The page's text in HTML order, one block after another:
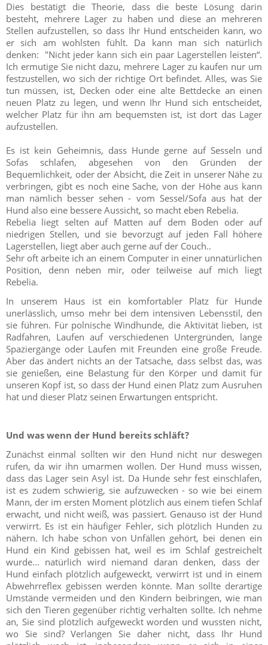
Dies bestätigt die Theorie, dass die beste Lösung darin
besteht, mehrere Lager zu haben und diese an mehreren
Stellen aufzustellen, so dass Ihr Hund entscheiden kann, wo
er sich am wohlsten fühlt. Da kann man sich natürlich
denken: "Nicht jeder kann sich ein paar Lagerstellen leisten“.
Ich ermutige Sie nicht dazu, mehrere Lager zu kaufen nur um
festzustellen, wo sich der richtige Ort befindet. Alles, was Sie
tun müssen, ist, Decken oder eine alte Bettdecke an einen
neuen Platz zu legen, und wenn Ihr Hund sich entscheidet,
welcher Platz für ihn am bequemsten ist, ist dort das Lager
aufzustellen.
Es ist kein Geheimnis, dass Hunde gerne auf Sesseln und
Sofas schlafen, abgesehen von den Gründen der
Bequemlichkeit, oder der Absicht, die Zeit in unserer Nähe zu
verbringen, gibt es noch eine Sache, von der Höhe aus kann
man nämlich besser sehen - vom Sessel/Sofa aus hat der
Hund also eine bessere Aussicht, so macht eben Rebelia.
Rebelia liegt selten auf Matten auf dem Boden oder auf
niedrigen Stellen, und sie bevorzugt auf jeden Fall höhere
Lagerstellen, liegt aber auch gerne auf der Couch..
Sehr oft arbeite ich an einem Computer in einer unnatürlichen
Position, denn neben mir, oder teilweise auf mich liegt
Rebelia.
In unserem Haus ist ein komfortabler Platz für Hunde
unerlässlich, umso mehr bei dem intensiven Lebensstil, den
sie führen. Für polnische Windhunde, die Aktivität lieben, ist
Radfahren, Laufen auf verschiedenen Untergründen, lange
Spaziergänge oder Laufen mit Freunden eine große Freude.
Aber das ändert nichts an der Tatsache, dass selbst das, was
sie genießen, eine Belastung für den Körper und damit für
unseren Kopf ist, so dass der Hund einen Platz zum Ausruhen
hat und dieser Platz seinen Erwartungen entspricht.
Und was wenn der Hund bereits schläft?
Zunächst einmal sollten wir den Hund nicht nur deswegen
rufen, da wir ihn umarmen wollen. Der Hund muss wissen,
dass das Lager sein Asyl ist. Da Hunde sehr fest einschlafen,
ist es zudem schwierig, sie aufzuwecken - so wie bei einem
Mann, der im ersten Moment plötzlich aus einem tiefen Schlaf
erwacht, und nicht weiß, was passiert. Genauso ist der Hund
verwirrt. Es ist ein häufiger Fehler, sich plötzlich Hunden zu
nähern. Ich habe schon von Unfällen gehört, bei denen ein
Hund ein Kind gebissen hat, weil es im Schlaf gestreichelt
wurde... natürlich wird niemand daran denken, dass der
Hund einfach plötzlich aufgeweckt, verwirrt ist und in einem
Abwehrreflex gebissen werden könnte. Man sollte derartige
Umstände vermeiden und den Kindern beibringen, wie man
sich den Tieren gegenüber richtig verhalten sollte. Ich nehme
an, Sie sind plötzlich aufgeweckt worden und wussten nicht,
wo Sie sind? Verlangen Sie daher nicht, dass Ihr Hund